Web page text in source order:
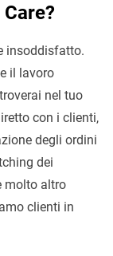
insoddisfatto.
il lavoro
nel tuo
con i clienti,
degli ordini
dei
molto altro
clienti in